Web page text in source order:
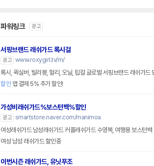
파워링크 광고
서핑브랜드 래쉬가드 록시걸
광고 www.roxygirl.tv/m/
록시, 퀵실버, 빌라봉, 헐리, 오닐, 립컬 글로벌 서핑브랜드 래쉬가드
할인 앱 결제 5% 추가 할인!
가성비래쉬가드%보스턴백%할인
광고 smartstore.naver.com/manimoa
여성래쉬가드 남성래쉬가드 커플래쉬가드 수영복, 여행용 보스턴백
여성 남성 래쉬가드 할인중
이번시즌 래쉬가드, 유닛푸조